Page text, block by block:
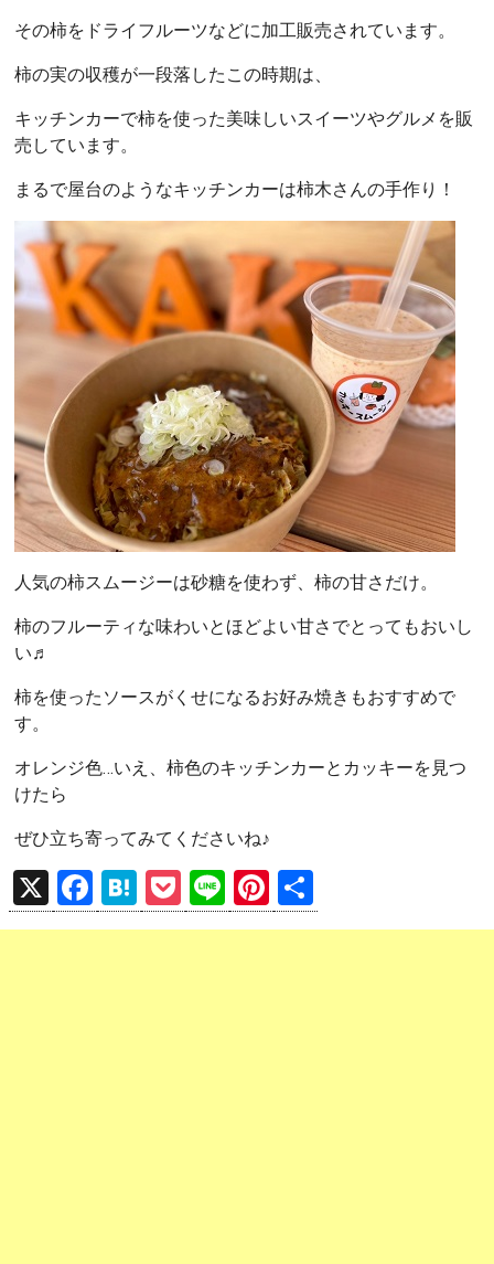
その柿をドライフルーツなどに加工販売されています。
柿の実の収穫が一段落したこの時期は、
キッチンカーで柿を使った美味しいスイーツやグルメを販
売しています。
まるで屋台のようなキッチンカーは柿木さんの手作り！
人気の柿スムージーは砂糖を使わず、柿の甘さだけ。
柿のフルーティな味わいとほどよい甘さでとってもおいし
い♬
柿を使ったソースがくせになるお好み焼きもおすすめで
す。
オレンジ色…いえ、柿色のキッチンカーとカッキーを見つ
けたら
ぜひ立ち寄ってみてくださいね♪
X
F
a
H
at
P
o
Li
n
Pi
nt 有